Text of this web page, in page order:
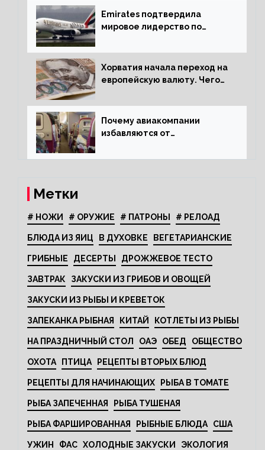
Emirates подтвердила
мировое лидерство по
Хорватия начала переход на
европейскую валюту. Чего
Почему авиакомпании
избавляются от
Метки
# НОЖИ # ОРУЖИЕ # ПАТРОНЫ # РЕЛОАД
БЛЮДА ИЗ ЯИЦ В ДУХОВКЕ ВЕГЕТАРИАНСКИЕ
ГРИБНЫЕ ДЕСЕРТЫ ДРОЖЖЕВОЕ ТЕСТО
ЗАВТРАК ЗАКУСКИ ИЗ ГРИБОВ И ОВОЩЕЙ
ЗАКУСКИ ИЗ РЫБЫ И КРЕВЕТОК
ЗАПЕКАНКА РЫБНАЯ КИТАЙ КОТЛЕТЫ ИЗ РЫБЫ
НА ПРАЗДНИЧНЫЙ СТОЛ ОАЭ ОБЕД ОБЩЕСТВО
ОХОТА ПТИЦА РЕЦЕПТЫ ВТОРЫХ БЛЮД
РЕЦЕПТЫ ДЛЯ НАЧИНАЮЩИХ РЫБА В ТОМАТЕ
РЫБА ЗАПЕЧЕННАЯ РЫБА ТУШЕНАЯ
РЫБА ФАРШИРОВАННАЯ РЫБНЫЕ БЛЮДА США
УЖИН ФАС ХОЛОДНЫЕ ЗАКУСКИ ЭКОЛОГИЯ